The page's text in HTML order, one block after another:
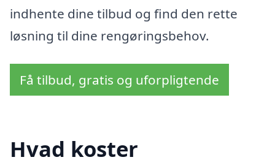
indhente dine tilbud og find den rette
løsning til dine rengøringsbehov.
Få tilbud, gratis og uforpligtende
Hvad koster